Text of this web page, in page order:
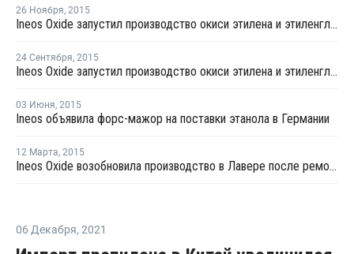
26 Ноября, 2015
Ineos Oxide запустил производство окиси этилена и этиленгликоля в Германии
24 Сентября, 2015
Ineos Oxide запустил производство окиси этилена и этиленгликоля в Германии
03 Июня, 2015
Ineos объявила форс-мажор на поставки этанола в Германии
12 Марта, 2015
Ineos Oxide возобновила производство в Лавере после ремонта
06 Декабря, 2021